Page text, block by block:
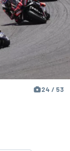
24 / 53